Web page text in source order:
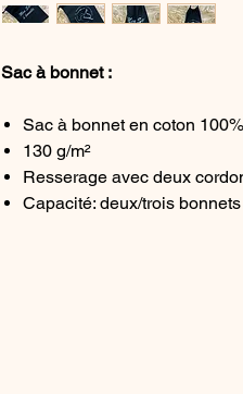
Sac à bonnet :
Sac à bonnet en coton
130 g/m²
Resserage avec deux
Capacité: deux/trois bonnets